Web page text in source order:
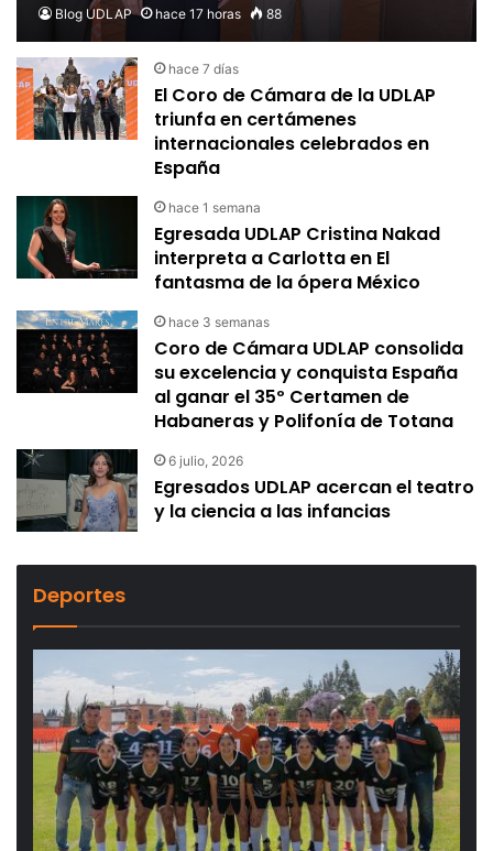
Blog UDLAP hace 17 horas 88
hace 7 días
El Coro de Cámara de la UDLAP
triunfa en certámenes
internacionales celebrados en
España
hace 1 semana
Egresada UDLAP Cristina Nakad
interpreta a Carlotta en El
fantasma de la ópera México
hace 3 semanas
Coro de Cámara UDLAP consolida
su excelencia y conquista España
al ganar el 35º Certamen de
Habaneras y Polifonía de Totana
6 julio, 2026
Egresados UDLAP acercan el teatro
y la ciencia a las infancias
Deportes